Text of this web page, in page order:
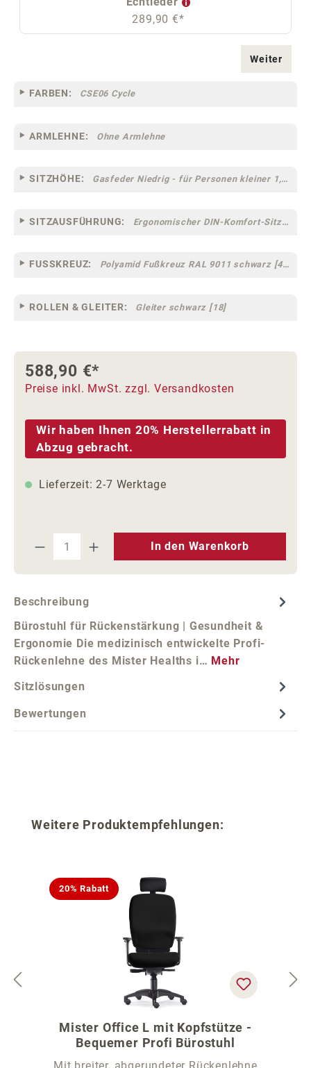
289,90 €*
Weiter
FARBEN: CSE06 Cycle
ARMLEHNE: Ohne Armlehne
SITZHÖHE: Gasfeder Niedrig - für Personen kleiner 1,60 m
SITZAUSFÜHRUNG: Ergonomischer DIN-Komfort-Sitz [75]
FUSSKREUZ: Polyamid Fußkreuz RAL 9011 schwarz [44]
ROLLEN & GLEITER: Gleiter schwarz [18]
588,90 €*
Preise inkl. MwSt. zzgl. Versandkosten
Wir haben Ihnen 20% Herstellerrabatt in
Abzug gebracht.
Lieferzeit: 2-7 Werktage
Produkt Anzahl: Gib den
In den Warenkorb
Beschreibung
Bürostuhl für Rückenstärkung | Gesundheit &
Ergonomie Die medizinisch entwickelte Profi-
Rückenlehne des Mister Healths i… Mehr
Sitzlösungen
Bewertungen
Produktgalerie überspringen
Weitere Produktempfehlungen:
20% Rabatt
Mister Office L mit Kopfstütze -
Bequemer Profi Bürostuhl